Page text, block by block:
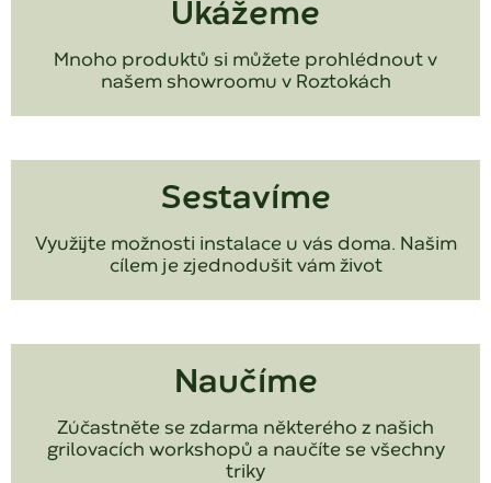
Ukážeme
Mnoho produktů si můžete prohlédnout v
našem showroomu v Roztokách
Sestavíme
Využijte možnosti instalace u vás doma. Našim
cílem je zjednodušit vám život
Naučíme
Zúčastněte se zdarma některého z našich
grilovacích workshopů a naučíte se všechny
triky